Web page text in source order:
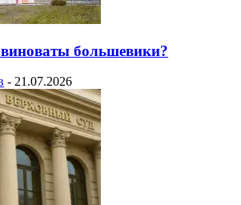
большевики?
- 21.07.2026